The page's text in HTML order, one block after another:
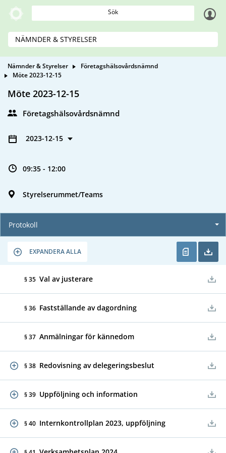
Sök
NÄMNDER & STYRELSER
Nämnder & Styrelser
Företagshälsovårdsnämnd
Möte 2023-12-15
Möte 2023-12-15
Företagshälsovårdsnämnd
2023-12-15
09:35 - 12:00
Styrelserummet/Teams
Protokoll
EXPANDERA ALLA
§ 35 Val av justerare
§ 36 Fastställande av dagordning
§ 37 Anmälningar för kännedom
§ 38 Redovisning av delegeringsbeslut
§ 39 Uppföljning och information
§ 40 Internkontrollplan 2023, uppföljning